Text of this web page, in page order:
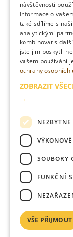
Moderní
Letní barová
svěžesti a
posun: důraz
chuťovou
Věnečky
návštěvnosti
Informace o
také sdílíme s
analytickými
kombinovat s
jste jim poskytli
vašem používání
ochrany osobních
ZOBRAZIT
→
SOUBORY
FUNKČNÍ
VŠE PŘIJMOUT